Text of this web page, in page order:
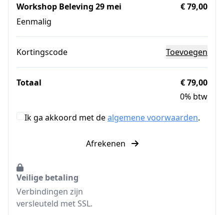
Workshop Beleving 29 mei
Eenmalig
€ 79,00
Kortingscode Toevoegen
Totaal
€ 79,00
0% btw
Ik ga akkoord met dealgemene voorwaarden.
Afrekenen
Veilige betaling
Verbindingen zijn
versleuteld met SSL.